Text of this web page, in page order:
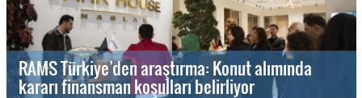
RAMS Türkiye’den araştırma: Konut alımında
kararı finansman koşulları belirliyor